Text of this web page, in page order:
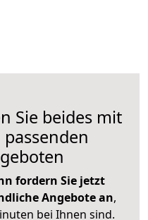
Sie beides mit
fordern Sie jetzt
Angebote an,
bei Ihnen sind.